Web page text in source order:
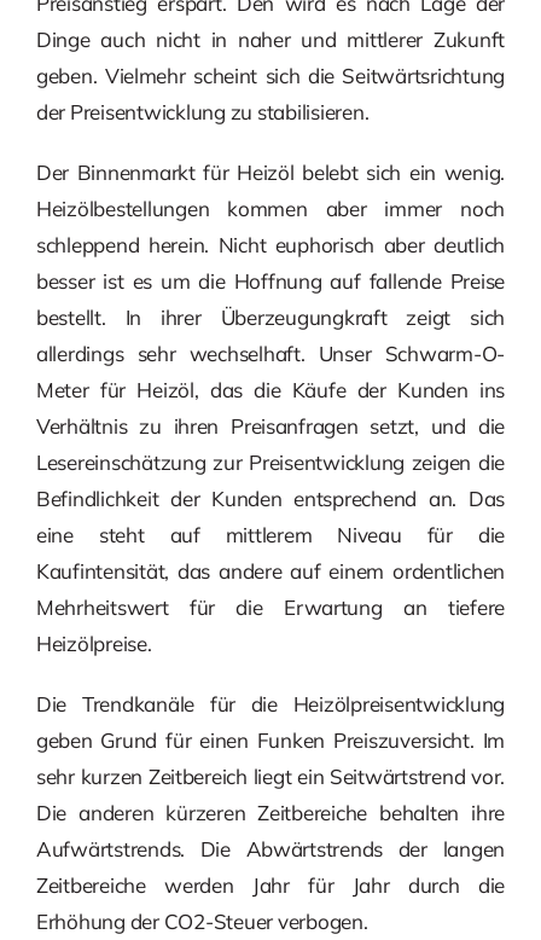
Dinge auch nicht in naher und mittlerer Zukunft
geben. Vielmehr scheint sich die Seitwärtsrichtung
der Preisentwicklung zu stabilisieren.
Der Binnenmarkt für Heizöl belebt sich ein wenig.
Heizölbestellungen kommen aber immer noch
schleppend herein. Nicht euphorisch aber deutlich
besser ist es um die Hoffnung auf fallende Preise
bestellt. In ihrer Überzeugungkraft zeigt sich
allerdings sehr wechselhaft. Unser Schwarm-O-
Meter für Heizöl, das die Käufe der Kunden ins
Verhältnis zu ihren Preisanfragen setzt, und die
Lesereinschätzung zur Preisentwicklung zeigen die
Befindlichkeit der Kunden entsprechend an. Das
eine steht auf mittlerem Niveau für die
Kaufintensität, das andere auf einem ordentlichen
Mehrheitswert für die Erwartung an tiefere
Heizölpreise.
Die Trendkanäle für die Heizölpreisentwicklung
geben Grund für einen Funken Preiszuversicht. Im
sehr kurzen Zeitbereich liegt ein Seitwärtstrend vor.
Die anderen kürzeren Zeitbereiche behalten ihre
Aufwärtstrends. Die Abwärtstrends der langen
Zeitbereiche werden Jahr für Jahr durch die
Erhöhung der CO2-Steuer verbogen.